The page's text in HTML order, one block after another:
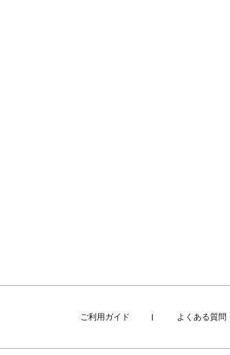
ご利用ガイド よくある質問